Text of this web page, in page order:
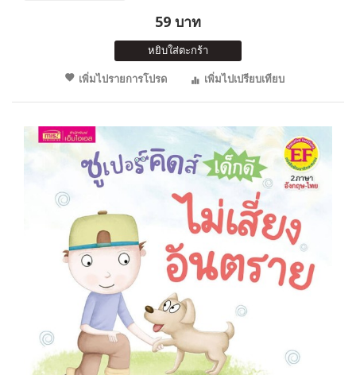
59 บาท
หยิบใส่ตะกร้า
เพิ่มไปรายการโปรด
เพิ่มไปเปรียบเทียบ